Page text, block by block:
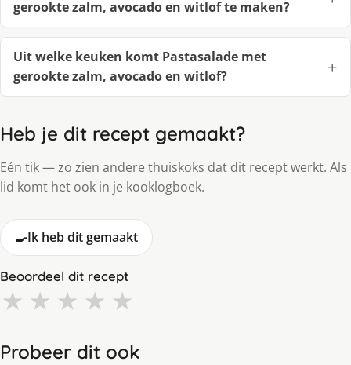
gerookte zalm, avocado en witlof te maken?
Uit welke keuken komt Pastasalade met
gerookte zalm, avocado en witlof?
Heb je dit recept gemaakt?
Eén tik — zo zien andere thuiskoks dat dit recept werkt. Als
lid komt het ook in je kooklogboek.
🍳Ik heb dit gemaakt
Beoordeel dit recept
★ ★ ★ ★ ★
Probeer dit ook